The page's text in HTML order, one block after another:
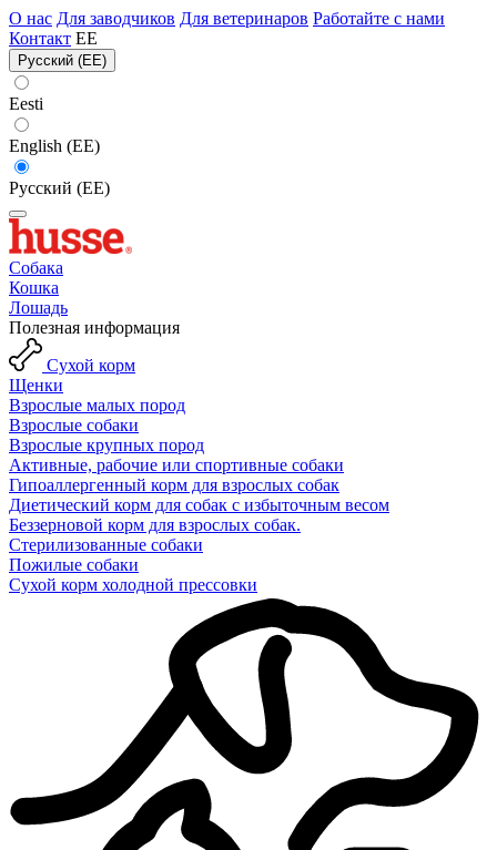
О нас Для заводчиков Для ветеринаров Работайте с нами
Контакт EE
Русский (EE)
Eesti
English (EE)
Русский (EE)
Собака
Кошка
Лошадь
Полезная информация
Сухой корм
Щенки
Взрослые малых пород
Взрослые собаки
Взрослые крупных пород
Активные, рабочие или спортивные собаки
Гипоаллергенный корм для взрослых собак
Диетический корм для собак с избыточным весом
Беззерновой корм для взрослых собак.
Стерилизованные собаки
Пожилые собаки
Сухой корм холодной прессовки